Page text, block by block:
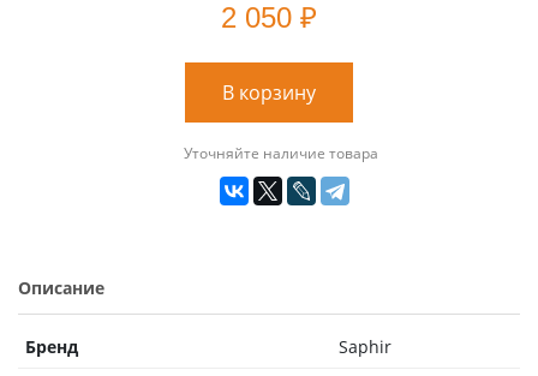
2 050 ₽
В корзину
Уточняйте наличие товара
Описание
Бренд
Saphir